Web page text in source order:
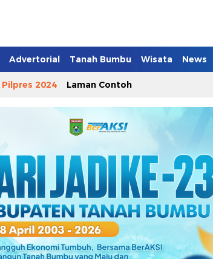
Advertorial Tanah Bumbu Wisata News
Pilpres 2024 Laman Contoh